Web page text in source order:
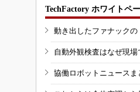
TechFactory ホワイトペ
動き出したファナックの
自動外観検査はなぜ現
協働ロボットニュースま